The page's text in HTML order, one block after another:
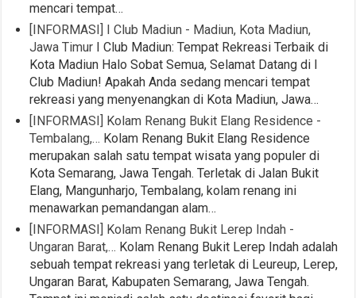
mencari tempat…
[INFORMASI] I Club Madiun - Madiun, Kota Madiun,
Jawa Timur I Club Madiun: Tempat Rekreasi Terbaik di
Kota Madiun Halo Sobat Semua, Selamat Datang di I
Club Madiun! Apakah Anda sedang mencari tempat
rekreasi yang menyenangkan di Kota Madiun, Jawa…
[INFORMASI] Kolam Renang Bukit Elang Residence -
Tembalang,… Kolam Renang Bukit Elang Residence
merupakan salah satu tempat wisata yang populer di
Kota Semarang, Jawa Tengah. Terletak di Jalan Bukit
Elang, Mangunharjo, Tembalang, kolam renang ini
menawarkan pemandangan alam…
[INFORMASI] Kolam Renang Bukit Lerep Indah -
Ungaran Barat,… Kolam Renang Bukit Lerep Indah adalah
sebuah tempat rekreasi yang terletak di Leureup, Lerep,
Ungaran Barat, Kabupaten Semarang, Jawa Tengah.